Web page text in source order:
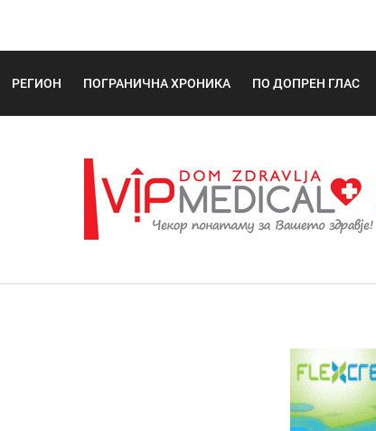
РЕГИОН ПОГРАНИЧНА ХРОНИКА ПО ДОПРЕН ГЛАС